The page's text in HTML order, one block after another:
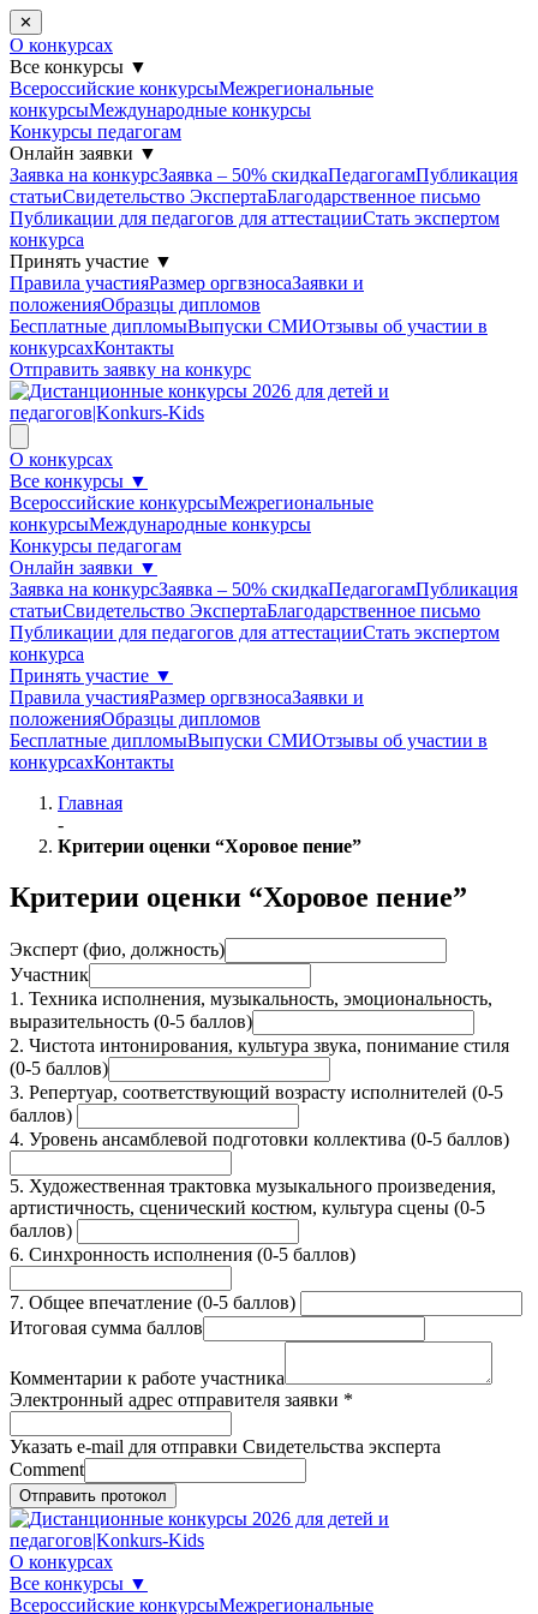
✕
О конкурсах
Все конкурсы ▼
Всероссийские конкурсыМежрегиональные
конкурсыМеждународные конкурсы
Конкурсы педагогам
Онлайн заявки ▼
Заявка на конкурсЗаявка – 50% скидкаПедагогамПубликация
статьиСвидетельство ЭкспертаБлагодарcтвенное письмо
Публикации для педагогов для аттестацииСтать экспертом
конкурса
Принять участие ▼
Правила участияРазмер оргвзносаЗаявки и
положенияОбразцы дипломов
Бесплатные дипломыВыпуски СМИОтзывы об участии в
конкурсахКонтакты
Отправить заявку на конкурс
О конкурсах
Все конкурсы ▼
Всероссийские конкурсыМежрегиональные
конкурсыМеждународные конкурсы
Конкурсы педагогам
Онлайн заявки ▼
Заявка на конкурсЗаявка – 50% скидкаПедагогамПубликация
статьиСвидетельство ЭкспертаБлагодарcтвенное письмо
Публикации для педагогов для аттестацииСтать экспертом
конкурса
Принять участие ▼
Правила участияРазмер оргвзносаЗаявки и
положенияОбразцы дипломов
Бесплатные дипломыВыпуски СМИОтзывы об участии в
конкурсахКонтакты
Главная
-
Критерии оценки “Хоровое пение”
Критерии оценки “Хоровое пение”
Эксперт (фио, должность)
Участник
1. Техника исполнения, музыкальность, эмоциональность,
выразительность (0-5 баллов)
2. Чистота интонирования, культура звука, понимание стиля
(0-5 баллов)
3. Репертуар, соответствующий возрасту исполнителей (0-5
баллов)
4. Уровень ансамблевой подготовки коллектива (0-5 баллов)
5. Художественная трактовка музыкального произведения,
артистичность, сценический костюм, культура сцены (0-5
баллов)
6. Синхронность исполнения (0-5 баллов)
7. Общее впечатление (0-5 баллов)
Итоговая сумма баллов
Комментарии к работе участника
Электронный адрес отправителя заявки *
Указать e-mail для отправки Свидетельства эксперта
Comment
Отправить протокол
О конкурсах
Все конкурсы ▼
Всероссийские конкурсыМежрегиональные